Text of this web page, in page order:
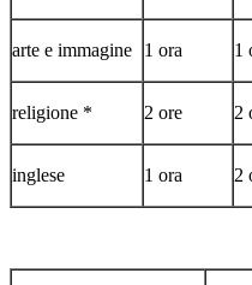
arte e immagine 1 ora 1
religione * 2 ore 2
inglese 1 ora 2